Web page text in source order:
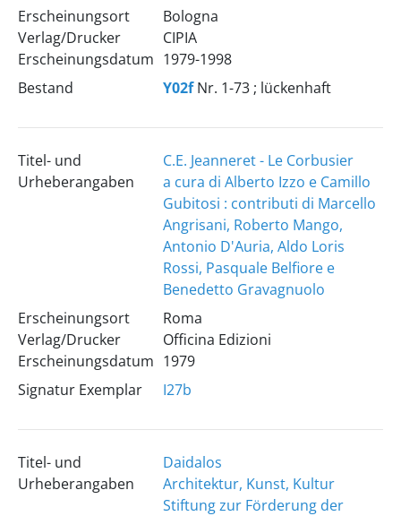
Erscheinungsort
Verlag/Drucker
Erscheinungsdatum
Bologna
CIPIA
1979-1998
Bestand
Y02f Nr. 1-73 ; lückenhaft
Titel- und
Urheberangaben
C.E. Jeanneret - Le Corbusier
a cura di Alberto Izzo e Camillo
Gubitosi : contributi di Marcello
Angrisani, Roberto Mango,
Antonio D'Auria, Aldo Loris
Rossi, Pasquale Belfiore e
Benedetto Gravagnuolo
Erscheinungsort
Verlag/Drucker
Erscheinungsdatum
Roma
Officina Edizioni
1979
Signatur Exemplar
I27b
Titel- und
Urheberangaben
Daidalos
Architektur, Kunst, Kultur
Stiftung zur Förderung der